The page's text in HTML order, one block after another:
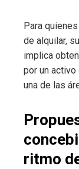
Para
de alquilar,
implica
por un
una de las
ritmo